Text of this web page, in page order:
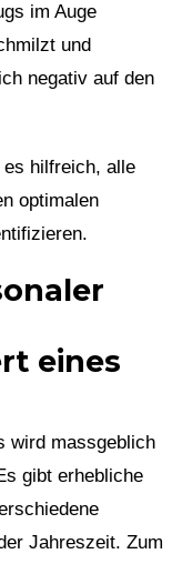
im Auge
und
negativ auf den
es hilfreich, alle
optimalen
eines
wird massgeblich
gibt erhebliche
Jahreszeit. Zum